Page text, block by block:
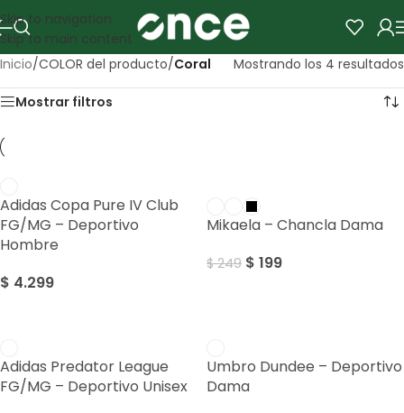
Skip to navigation
Skip to main content
Inicio/COLOR del producto/Coral Mostrando los 4 resultados
Mostrar filtros
Adidas Copa Pure IV Club
FG/MG – Deportivo
Hombre
$ 4.299
Mikaela – Chancla Dama
$249 $ 199
Adidas Predator League
FG/MG – Deportivo Unisex
Umbro Dundee – Deportivo
Dama